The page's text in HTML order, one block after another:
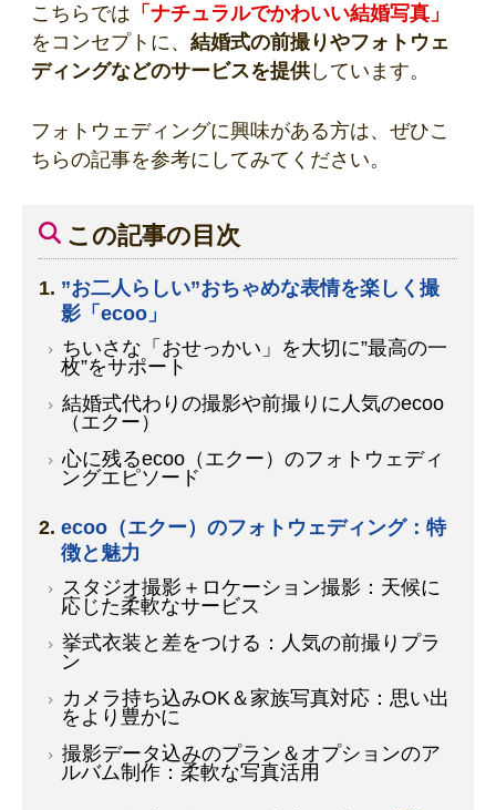
こちらでは 「ナチュラルでかわいい結婚写真」
をコンセプトに、 結婚式の前撮りやフォトウェ
ディングなどのサービスを提供しています。
フォトウェディングに興味がある方は、ぜひこ
ちらの記事を参考にしてみてください。
この記事の目次
”お二人らしい”おちゃめな表情を楽しく撮
影「ecoo」
ちいさな「おせっかい」を大切に”最高の一
枚”をサポート
結婚式代わりの撮影や前撮りに人気のecoo
（エクー）
心に残るecoo（エクー）のフォトウェディ
ングエピソード
ecoo（エクー）のフォトウェディング：特
徴と魅力
スタジオ撮影＋ロケーション撮影：天候に
応じた柔軟なサービス
挙式衣装と差をつける：人気の前撮りプラ
ン
カメラ持ち込みOK＆家族写真対応：思い出
をより豊かに
撮影データ込みのプラン＆オプションのア
ルバム制作：柔軟な写真活用